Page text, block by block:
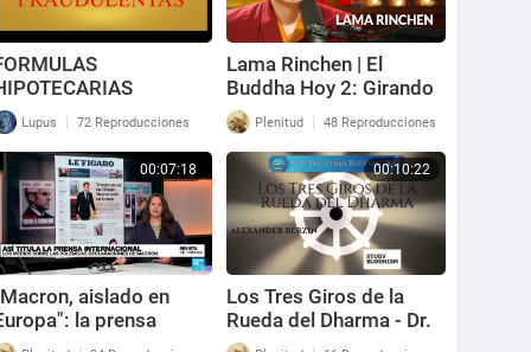
TU ESCRITURA
Lupus | 72 Reproducciones
Lama Rinchen | El
Buddha Hoy 2: Girando
la Rueda del Dharma
Plenitud | 48 Reproducciones
00:07:18
aislado en
la prensa
sobre la
00:10:22
Los Tres Giros de la
Rueda del Dharma - Dr.
Alexander Berzin